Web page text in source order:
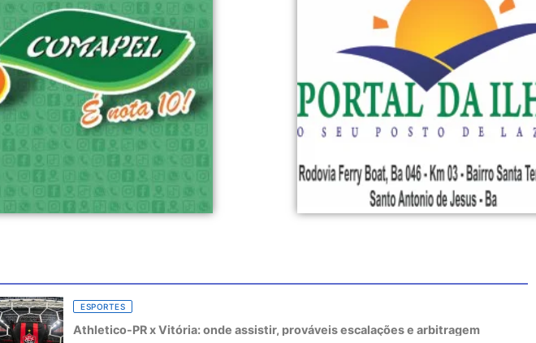
ESPORTES
Athletico-PR x Vitória: onde assistir, prováveis escalações e arbitragem